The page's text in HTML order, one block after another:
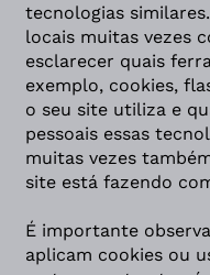
tecnologias
locais muitas vezes
esclarecer quais
exemplo, cookies,
o seu site utiliza e
pessoais essas
muitas vezes
site está fazendo
É importante
aplicam cookies ou